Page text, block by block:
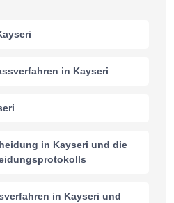
in Kayseri
in Kayseri und die
in Kayseri und